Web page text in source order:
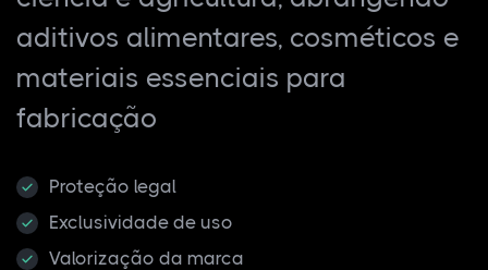
aditivos alimentares, cosméticos e
materiais essenciais para
fabricação
Proteção legal
Exclusividade de uso
Valorização da marca